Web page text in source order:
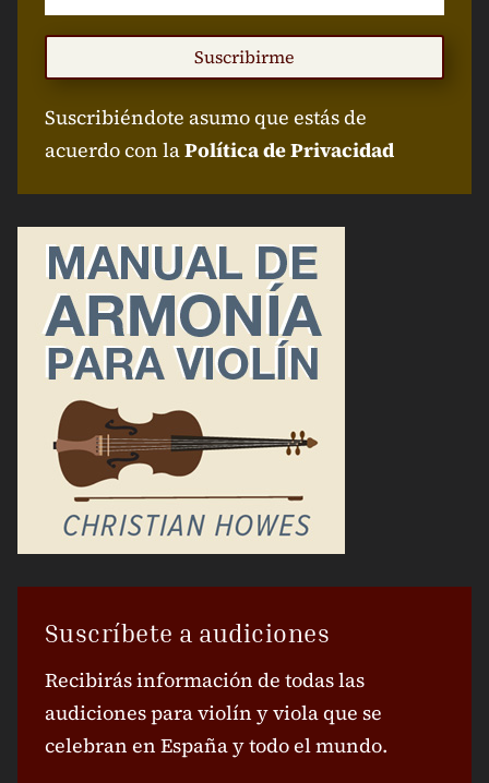
Suscribirme
Suscribiéndote asumo que estás de
acuerdo con laPolítica de Privacidad
Suscríbete a audiciones
Recibirás información de todas las
audiciones para violín y viola que se
celebran en España y todo el mundo.